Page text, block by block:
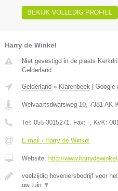
BEKIJK VOLLEDIG PROFIEL
Harry de Winkel
Niet gevestigd in de plaats
Gelderland.
Gelderland » Klarenbeek Google
Welvaartsdwarsweg 10, 7381 AK
Tel: 055-3015271, Fax: -, KvK:
E-mail › Harry de Winkel
Website: http://
veelzijdig hoveniersbedrijf voor
uw tuin ▼